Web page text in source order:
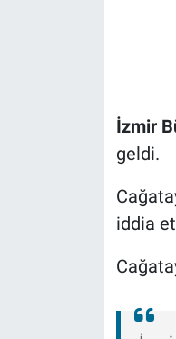
İzmir
geldi.
iddia